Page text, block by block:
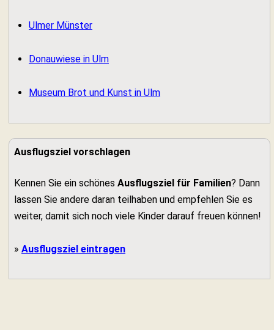
Ulmer Münster
Donauwiese in Ulm
Museum Brot und Kunst in Ulm
Ausflugsziel vorschlagen
Kennen Sie ein schönes Ausflugsziel für Familien? Dann
lassen Sie andere daran teilhaben und empfehlen Sie es
weiter, damit sich noch viele Kinder darauf freuen können!
» Ausflugsziel eintragen